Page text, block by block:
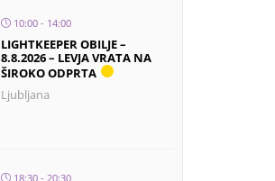
10:00 - 14:00
LIGHTKEEPER OBILJE –
8.8.2026 – LEVJA VRATA NA
ŠIROKO ODPRTA
Ljubljana
18:30 - 20:30